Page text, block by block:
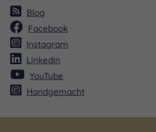
Blog
Facebook
Instagram
LinkedIn
YouTube
Handgemacht